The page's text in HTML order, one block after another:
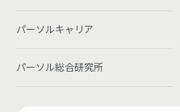
パーソルキャリア
パーソル総合研究所